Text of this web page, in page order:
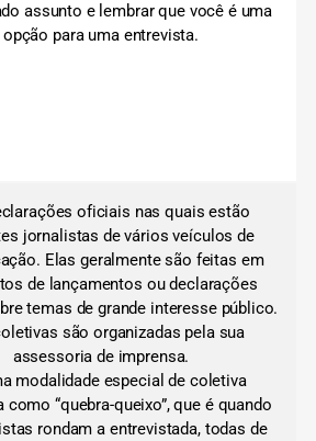
assunto e lembrar que você é uma
opção para uma entrevista.
oficiais nas quais estão
jornalistas de vários veículos de
Elas geralmente são feitas em
de lançamentos ou declarações
temas de grande interesse público.
são organizadas pela sua
assessoria de imprensa.
modalidade especial de coletiva
como “quebra-queixo”, que é quando
rondam a entrevistada, todas de